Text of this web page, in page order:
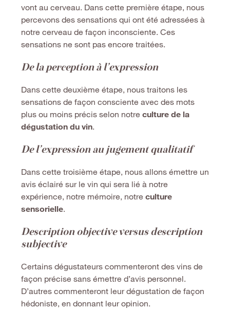
vont au cerveau. Dans cette première étape, nous
percevons des sensations qui ont été adressées à
notre cerveau de façon inconsciente. Ces
sensations ne sont pas encore traitées.
De la perception à l’expression
Dans cette deuxième étape, nous traitons les
sensations de façon consciente avec des mots
plus ou moins précis selon notre culture de la
dégustation du vin
De l’expression au jugement qualitatif
Dans cette troisième étape, nous allons émettre un
avis éclairé sur le vin qui sera lié à notre
expérience, notre mémoire, notre culture
sensorielle
Description objective versus description
subjective
Certains dégustateurs commenteront des vins de
façon précise sans émettre d’avis personnel.
D’autres commenteront leur dégustation de façon
hédoniste, en donnant leur opinion.